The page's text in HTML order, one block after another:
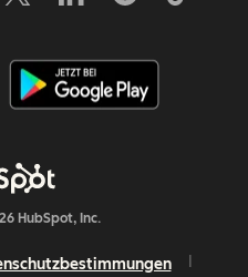
HubSpot, Inc.